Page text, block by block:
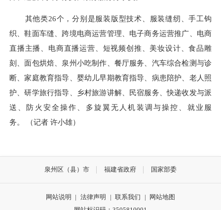
其他类26个，分别是服装版型技术、服装缝纫、手工钩
织、鞋面车缝、跨境电商运营管理、电子商务运营推广、电商
直播主播、电商直播运营、短视频创推、美妆设计、食品雕
刻、面包烘焙、泉州小吃制作、餐厅服务、汽车综合检测与诊
断、家庭教育指导、婴幼儿早期教育指导、病患陪护、老人照
护、研学旅行指导、乡村旅游讲解、民宿服务、快递收发与派
送、防火安全操作、多旋翼无人机装调与操控、就业服
务。 （记者 许小雄）
泉州区（县）市 福建省政府 国家部委
网站说明 | 法律声明 | 联系我们 | 网站地图